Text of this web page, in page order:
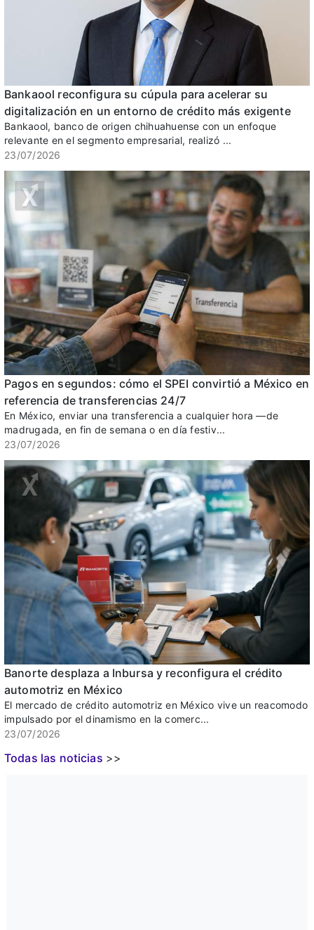
Bankaool reconfigura su cúpula para acelerar su
digitalización en un entorno de crédito más exigente
Bankaool, banco de origen chihuahuense con un enfoque
relevante en el segmento empresarial, realizó ...
23/07/2026
Pagos en segundos: cómo el SPEI convirtió a México en
referencia de transferencias 24/7
En México, enviar una transferencia a cualquier hora —de
madrugada, en fin de semana o en día festiv...
23/07/2026
Banorte desplaza a Inbursa y reconfigura el crédito
automotriz en México
El mercado de crédito automotriz en México vive un reacomodo
impulsado por el dinamismo en la comerc...
23/07/2026
Todas las noticias >>